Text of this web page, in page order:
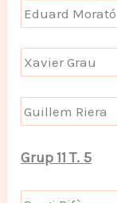
Eduard Morató
Xavier Grau
Guillem Riera
Grup 11 T. 5